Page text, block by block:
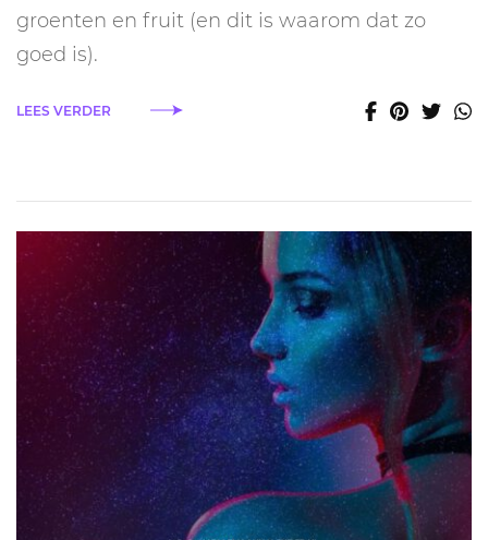
van
groenten en fruit (en dit is waarom dat zo
goed is).
LEES VERDER